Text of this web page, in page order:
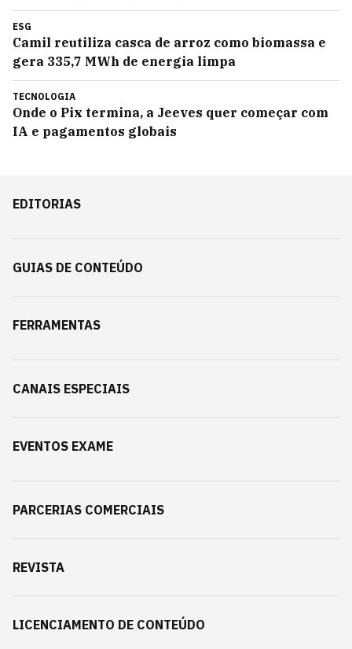
ESG
Camil reutiliza casca de arroz como biomassa e
gera 335,7 MWh de energia limpa
TECNOLOGIA
Onde o Pix termina, a Jeeves quer começar com
IA e pagamentos globais
EDITORIAS
GUIAS DE CONTEÚDO
FERRAMENTAS
CANAIS ESPECIAIS
EVENTOS EXAME
PARCERIAS COMERCIAIS
REVISTA
LICENCIAMENTO DE CONTEÚDO